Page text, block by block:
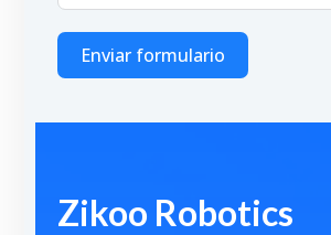
Enviar formulario
e
Zikoo Robotics